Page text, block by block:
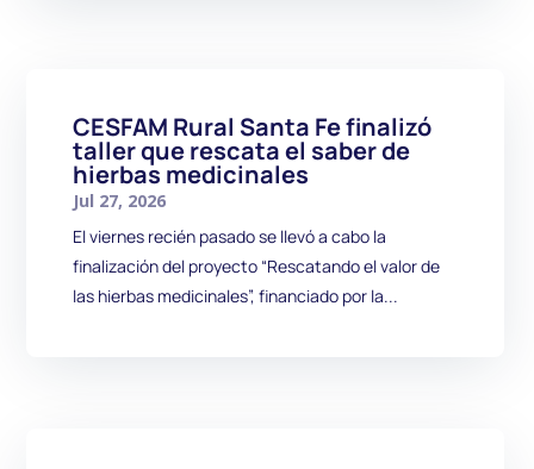
CESFAM Rural Santa Fe finalizó
taller que rescata el saber de
hierbas medicinales
Jul 27, 2026
El viernes recién pasado se llevó a cabo la
finalización del proyecto “Rescatando el valor de
las hierbas medicinales”, financiado por la...